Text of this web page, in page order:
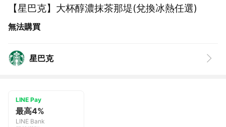
【星巴克】大杯醇濃抹茶那堤(兌換冰熱任選)
無法購買
星巴克
LINE Pay
最高4%
LINE Bank